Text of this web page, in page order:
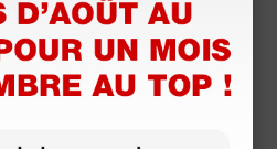
lampe Simplex et Alfa-Flex